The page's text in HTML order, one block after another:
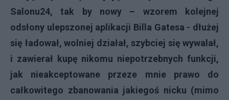
Salonu24, tak by nowy – wzorem kolejnej
odsłony ulepszonej aplikacji Billa Gatesa - dłużej
się ładował, wolniej działał, szybciej się wywalał,
i zawierał kupę nikomu niepotrzebnych funkcji,
jak nieakceptowane przeze mnie prawo do
całkowitego zbanowania jakiegoś nicku (mimo